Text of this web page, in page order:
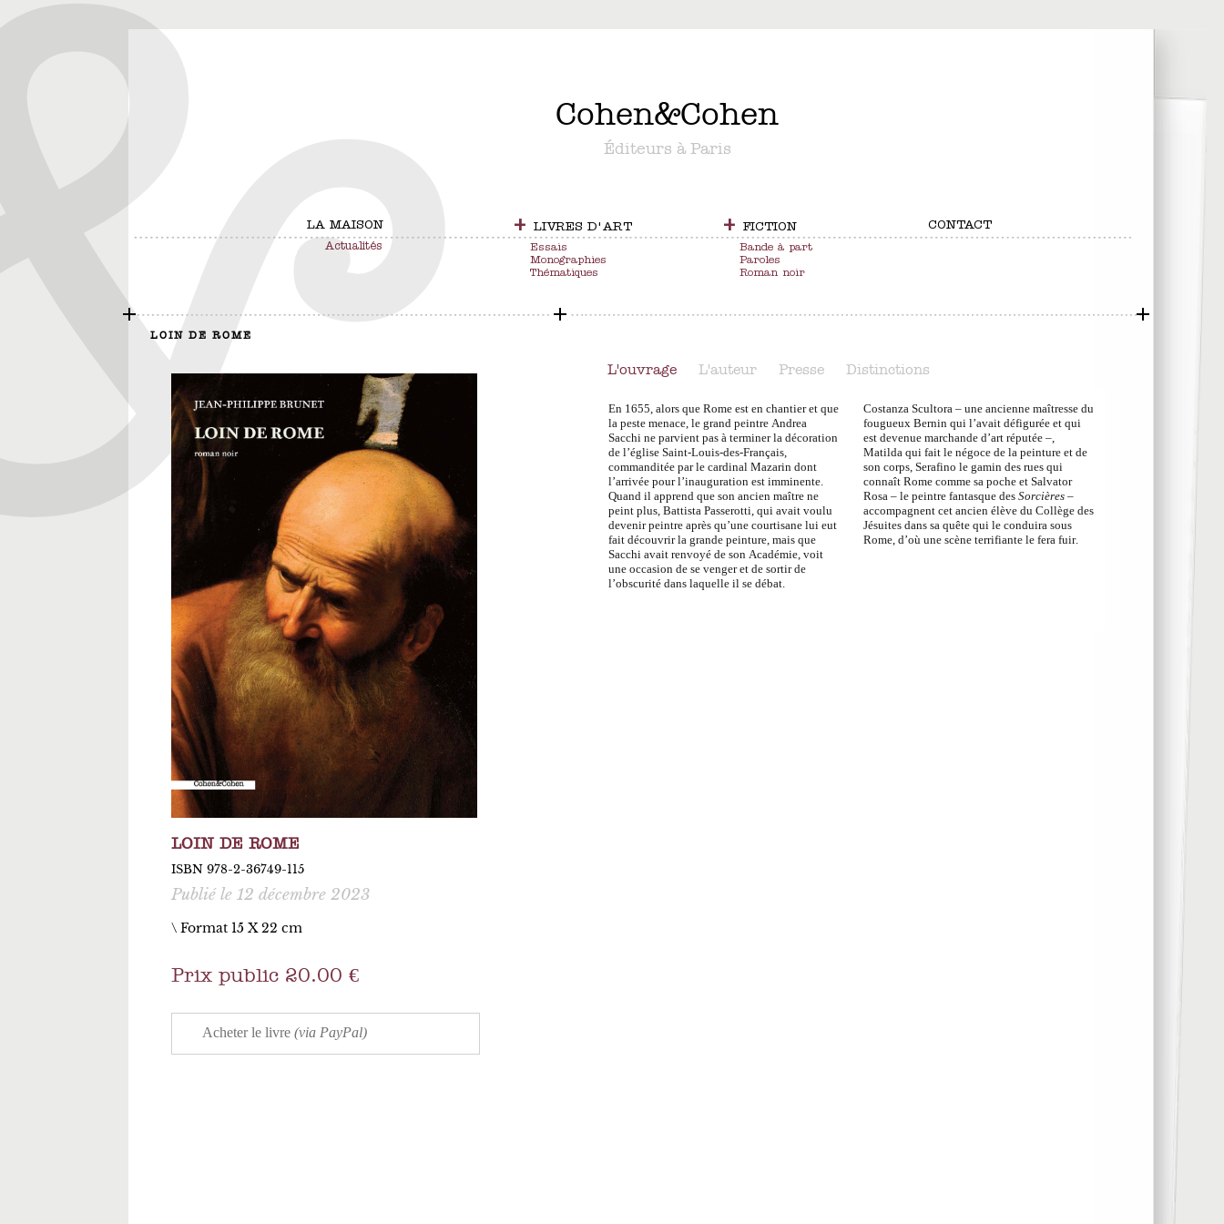
Cohen&Cohen
Éditeurs à Paris
LA MAISON
Actualités
+LIVRES D'ART
Essais
Monographies
Thématiques
+ FICTION
Bande à part
Paroles
Roman noir
CONTACT
LOIN DE ROME
LOIN DE ROME
ISBN 978-2-36749-115
Publié le 12 décembre 2023
\ Format 15 X 22 cm
Prix public 20.00 €
L'ouvrage L'auteur Presse Distinctions
En 1655, alors que Rome est en chantier et que
la peste menace, le grand peintre Andrea
Sacchi ne parvient pas à terminer la décoration
de l’église Saint-Louis-des-Français,
commanditée par le cardinal Mazarin dont
l’arrivée pour l’inauguration est imminente.
Quand il apprend que son ancien maître ne
peint plus, Battista Passerotti, qui avait voulu
devenir peintre après qu’une courtisane lui eut
fait découvrir la grande peinture, mais que
Sacchi avait renvoyé de son Académie, voit
une occasion de se venger et de sortir de
l’obscurité dans laquelle il se débat.
Costanza Scultora – une ancienne maîtresse du
fougueux Bernin qui l’avait défigurée et qui
est devenue marchande d’art réputée –,
Matilda qui fait le négoce de la peinture et de
son corps, Serafino le gamin des rues qui
connaît Rome comme sa poche et Salvator
Rosa – le peintre fantasque des Sorcières –
accompagnent cet ancien élève du Collège des
Jésuites dans sa quête qui le conduira sous
Rome, d’où une scène terrifiante le fera fuir.